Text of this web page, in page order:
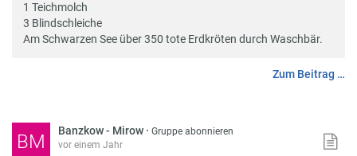
1 Teichmolch
3 Blindschleiche
Am Schwarzen See über 350 tote Erdkröten durch Waschbär.
Zum Beitrag …
BM Banzkow - Mirow ·Gruppe abonnieren
vor einem Jahr